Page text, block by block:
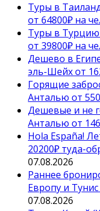
Туры в
от 64800₽ на
Туры в
от 39800₽ на
Дешево в
эль-Шейх от
Горящие
Анталью от
Дешевые и не
Анталью от
Hola España!
20200₽ туда-
07.08.2026
Раннее
Европу и
07.08.2026